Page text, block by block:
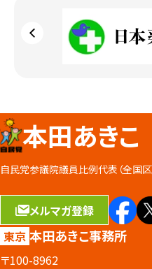
本田あきこ
自民党参議院議員比例代表（全国
メルマガ登録
東京 本田あきこ事務所
〒100-8962